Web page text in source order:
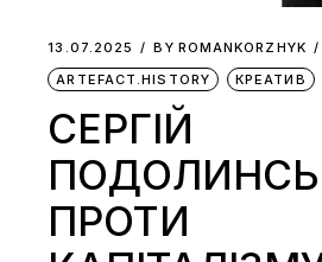
13.07.2025 BY ROMANKORZHYK
ARTEFACT.HISTORY
КРЕАТИВ
СЕРГІЙ
ПРОТИ